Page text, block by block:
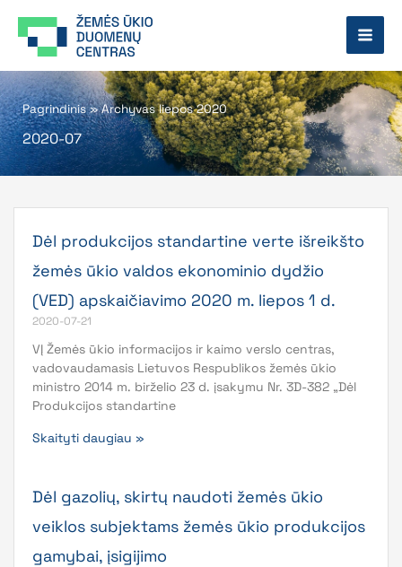
prie
Pagrindinis»Archyvas liepos 2020
2020-07
Dėl produkcijos standartine verte išreikšto
žemės ūkio valdos ekonominio dydžio
(VED) apskaičiavimo 2020 m. liepos 1 d.
2020-07-21
VĮ Žemės ūkio informacijos ir kaimo verslo centras,
vadovaudamasis Lietuvos Respublikos žemės ūkio
ministro 2014 m. birželio 23 d. įsakymu Nr. 3D-382 „Dėl
Produkcijos standartine
Skaityti daugiau »
Dėl gazolių, skirtų naudoti žemės ūkio
veiklos subjektams žemės ūkio produkcijos
gamybai, įsigijimo